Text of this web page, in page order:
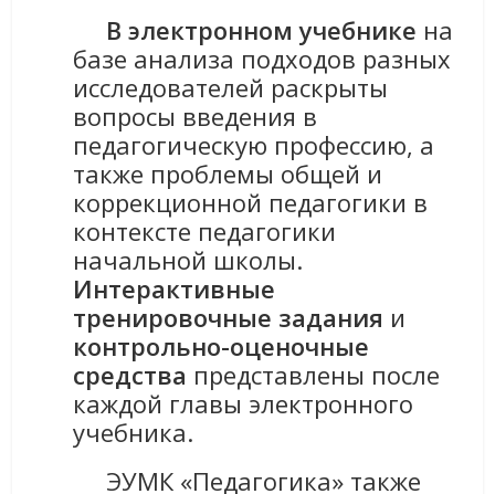
В электронном учебнике на
базе анализа подходов разных
исследователей раскрыты
вопросы введения в
педагогическую профессию, а
также проблемы общей и
коррекционной педагогики в
контексте педагогики
начальной школы.
Интерактивные
тренировочные задания и
контрольно-оценочные
средства представлены после
каждой главы электронного
учебника.
ЭУМК «Педагогика» также